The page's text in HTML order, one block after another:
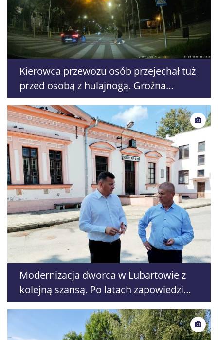
Kierowca przewozu osób przejechał tuż
przed osobą z hulajnogą. Groźna
sytuacja drogowa w Lublinie
Modernizacja dworca w Lubartowie z
kolejną szansą. Po latach zapowiedzi
PKP szykuje przetarg